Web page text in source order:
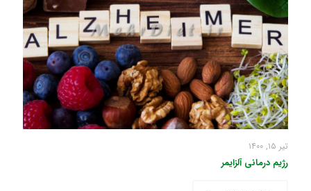
تیر ۱۵, ۱۴۰۰
رژیم درمانی آلزایمر